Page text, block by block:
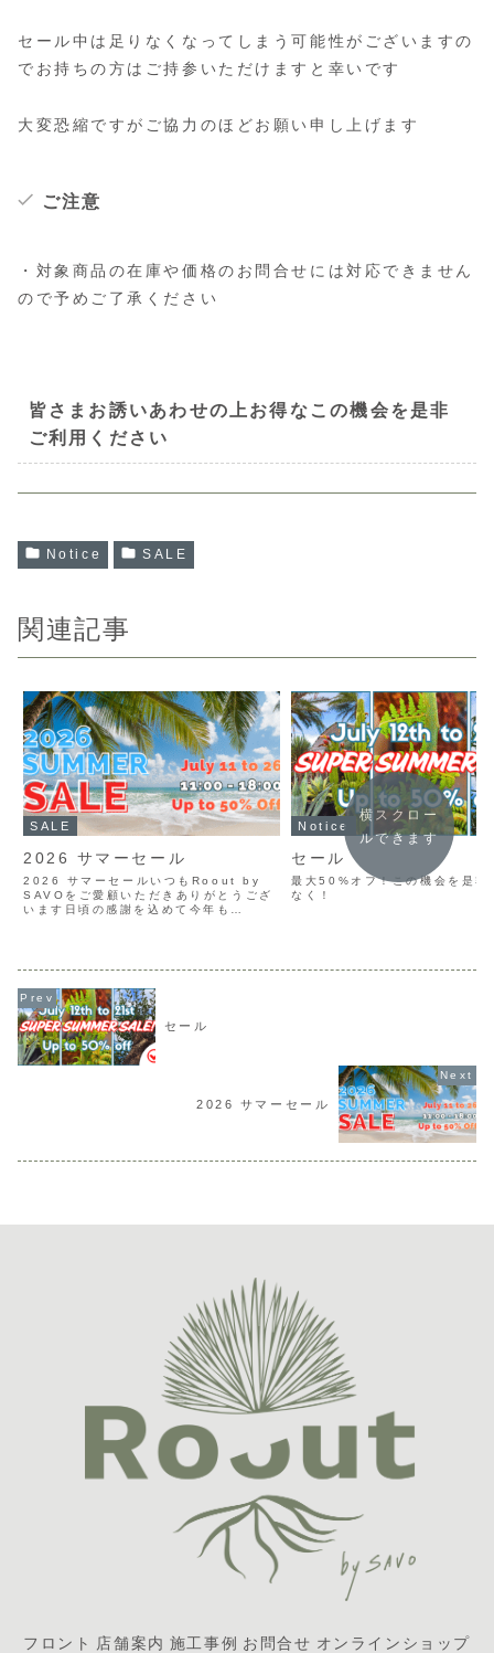
セール中は足りなくなってしまう可能性がございますの
でお持ちの方はご持参いただけますと幸いです
大変恐縮ですがご協力のほどお願い申し上げます
ご注意
・対象商品の在庫や価格のお問合せには対応できません
ので予めご了承ください
皆さまお誘いあわせの上お得なこの機会を是非
ご利用ください
Notice SALE
関連記事
SALE
2026 サマーセール
2026 サマーセールいつもRoout by
SAVOをご愛顧いただきありがとうござ
います日頃の感謝を込めて今年も
Notice
セール
最大50%オフ！この機会を是非
なく！
横スクロー
ルできます
セール
2026 サマーセール
フロント 店舗案内 施工事例 お問合せ オンラインショップ